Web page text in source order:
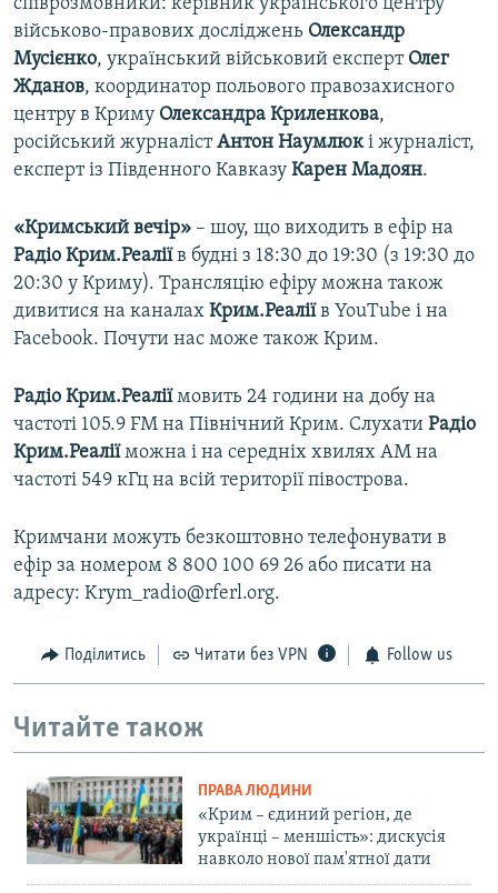
співрозмовники: керівник українського центру
військово-правових досліджень Олександр
Мусієнко, український військовий експерт Олег
Жданов, координатор польового правозахисного
центру в Криму Олександра Криленкова,
російський журналістАнтон Наумлюкі журналіст,
експерт із Південного Кавказу Карен Мадоян.
«Кримський вечір» – шоу, що виходить в ефір на
Радіо Крим.Реаліїв будні з 18:30 до 19:30 (з 19:30 до
20:30 у Криму). Трансляцію ефіру можна також
дивитися на каналах Крим.Реаліїв YouTube і на
Facebook. Почути нас може також Крим.
Радіо Крим.Реаліїмовить 24 години на добу на
частоті 105.9 FM на Північний Крим. Слухати Радіо
Крим.Реаліїможна і на середніх хвилях АМ на
частоті 549 кГц на всій території півострова.
Кримчани можуть безкоштовно телефонувати в
ефір за номером 8 800 100 69 26 або писати на
адресу: Krym_radio@rferl.org.
Поділитись Читати без VPN Follow us
Читайте також
ПРАВА ЛЮДИНИ
«Крим – єдиний регіон, де
українці – меншість»: дискусія
навколо нової пам'ятної дати